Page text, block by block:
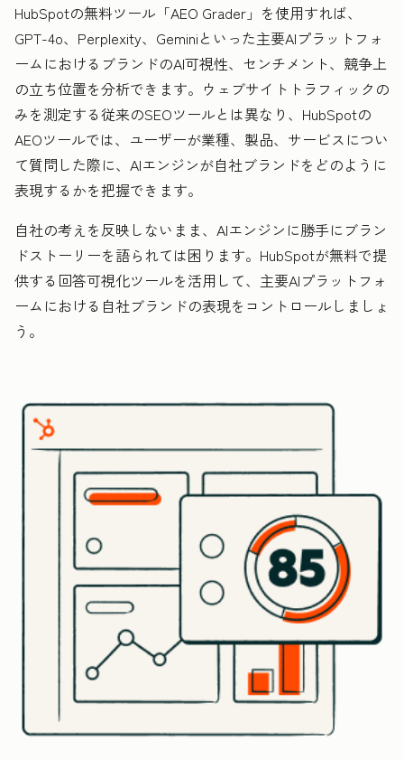
HubSpotの無料ツール「AEO Grader」を使用すれば、
GPT-4o、Perplexity、Geminiといった主要AIプラットフォ
ームにおけるブランドのAI可視性、センチメント、競争上
の立ち位置を分析できます。ウェブサイトトラフィックの
みを測定する従来のSEOツールとは異なり、HubSpotの
AEOツールでは、ユーザーが業種、製品、サービスについ
て質問した際に、AIエンジンが自社ブランドをどのように
表現するかを把握できます。
自社の考えを反映しないまま、AIエンジンに勝手にブラン
ドストーリーを語られては困ります。HubSpotが無料で提
供する回答可視化ツールを活用して、主要AIプラットフォ
ームにおける自社ブランドの表現をコントロールしましょ
う。